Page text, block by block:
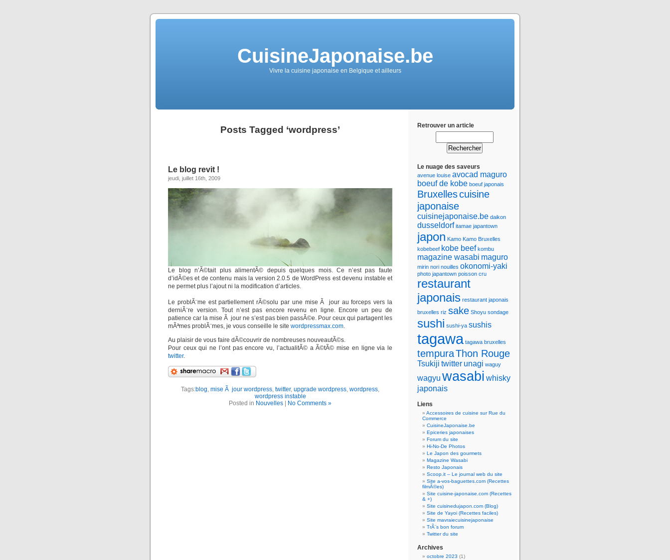
CuisineJaponaise.be
Vivre la cuisine japonaise en Belgique et ailleurs
Posts Tagged ‘wordpress’
Le blog revit !
jeudi, juillet 16th, 2009
Le blog n’Ã©tait plus alimentÃ© depuis quelques mois. Ce n’est pas faute
d’idÃ©es et de contenu mais la version 2.0.5 de WordPress est devenu instable et
ne permet plus l’ajout ni la modification d’articles.
Le problÃ¨me est partiellement rÃ©solu par une mise Ã jour au forceps vers la
derniÃ¨re version. Tout n’est pas encore revenu en ligne. Encore un peu de
patience car la mise Ã jour ne s’est pas bien passÃ©e. Pour ceux qui partagent les
mÃªmes problÃ¨mes, je vous conseille le site wordpressmax.com.
Au plaisir de vous faire dÃ©couvrir de nombreuses nouveautÃ©s.
Pour ceux qui ne l’ont pas encore vu, l’actualitÃ© a Ã©tÃ© mise en ligne via le
twitter.
Tags:blog, mise Ã jour wordpress, twitter, upgrade wordpress, wordpress,
wordpress instable
Posted in Nouvelles No Comments »
Retrouver un article
Le nuage des saveurs
avenue louise avocad maguro
boeuf de kobe boeuf japonais
Bruxellescuisine
japonaise
cuisinejaponaise.be daikon
dusseldorf itamae japantown
japon Kamo Kamo Bruxelles
kobebeef kobe beef kombu
magazine wasabi maguro
mirin nori nouilles okonomi-yaki
photo japantown poisson cru
restaurant
japonais restaurant japonais
bruxelles riz sake Shoyu sondage
sushi sushi-ya sushis
tagawa tagawa bruxelles
tempuraThon Rouge
Tsukiji twitter unagi waguy
wagyu wasabi whisky
japonais
Liens
Accessoires de cuisine sur Rue du
Commerce
CuisineJaponaise.be
Epiceries japonaises
Forum du site
Hi-No-De Photos
Le Japon des gourmets
Magazine Wasabi
Resto Japonais
Scoop.it – Le journal web du site
Site a-vos-baguettes.com (Recettes
filmÃ©es)
Site cuisine-japonaise.com (Recettes
& +)
Site cuisinedujapon.com (Blog)
Site de Yayoi (Recettes faciles)
Site mavraiecuisinejaponaise
TrÃ¨s bon forum
Twitter du site
Archives
octobre 2023 (1)